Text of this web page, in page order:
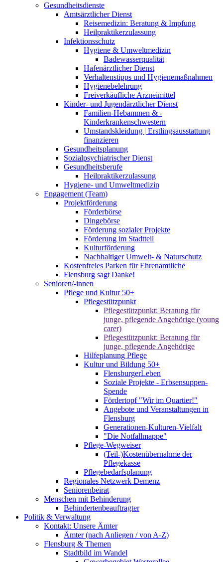
Gesundheitsdienste
Amtsärztlicher Dienst
Reisemedizin: Beratung & Impfung
Heilpraktikerzulassung
Infektionsschutz
Hygiene & Umweltmedizin
Badewasserqualität
Hafenärztlicher Dienst
Verhaltenstipps und Hygienemaßnahmen
Hygienebelehrung
Freiverkäufliche Arzneimittel
Kinder- und Jugendärztlicher Dienst
Familien-Hebammen & -
Kinderkrankenschwestern
Umstandskleidung | Erstlingsausstattung
finanzieren
Gesundheitsplanung
Sozialpsychiatrischer Dienst
Gesundheitsberufe
Heilpraktikerzulassung
Hygiene- und Umweltmedizin
Engagement (Team)
Projektförderung
Förderbörse
Dingebörse
Förderung sozialer Projekte
Förderung im Stadtteil
Kulturförderung
Nachhaltiger Umwelt- & Naturschutz
Kostenfreies Parken für Ehrenamtliche
Flensburg sagt Danke!
Senioren/-innen
Pflege und Kultur 50+
Pflegestützpunkt
Pflegestützpunkt: Beratung für
junge, pflegende Angehörige (young
carer)
Pflegestützpunkt: Beratung für
junge, pflegende Angehörige
Hilfeplanung Pflege
Kultur und Bildung 50+
FlensburgerLeben
Soziale Projekte - Erbsensuppen-
Spende
Fördertopf "Wir im Quartier!"
Angebote und Veranstaltungen in
Flensburg
Generationen-Kulturen-Vielfalt
"Die Notfallmappe"
Pflege-Wegweiser
(Teil-)Kostenübernahme der
Pflegekasse
Pflegebedarfsplanung
Regionales Netzwerk Demenz
Seniorenbeirat
Menschen mit Behinderung
Behindertenbeauftragter
Politik & Verwaltung
Kontakt: Unsere Ämter
Ämter (nach Anliegen / von A-Z)
Flensburg & Themen
Stadtbild im Wandel